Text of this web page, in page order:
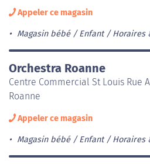
Appeler ce magasin
Magasin bébé / Enfant Horaires
Orchestra Roanne
Centre Commercial St Louis Rue
Roanne
Appeler ce magasin
Magasin bébé / Enfant Horaires